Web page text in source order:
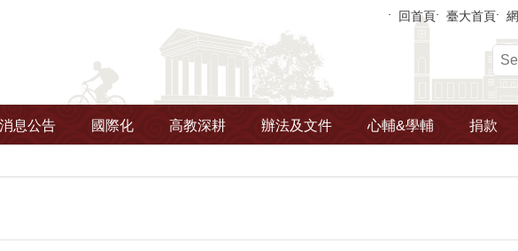
回首頁 臺大首頁
息公告 國際化 高教深耕 辦法及文件 心輔&學輔 捐款